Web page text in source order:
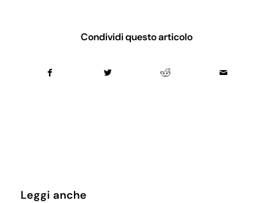
Condividi questo articolo
Leggi anche